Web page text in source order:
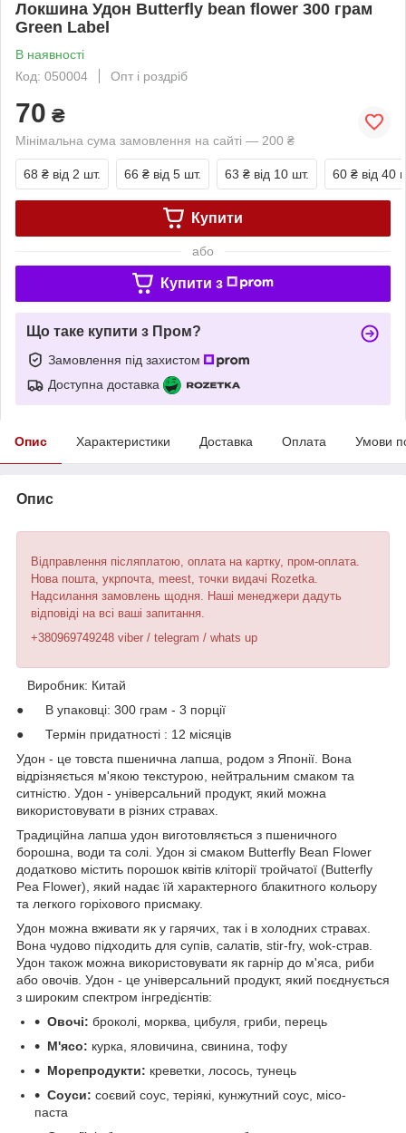
Локшина Удон Butterfly bean flower 300 грам
Green Label
В наявності
Код: 050004
Опт і роздріб
70 ₴
Мінімальна сума замовлення на сайті — 200 ₴
68 ₴ від 2 шт. 66 ₴ від 5 шт. 63 ₴ від 10 шт. 60 ₴ від 40
Купити
або
Купити з
Що таке купити з Пром?
Замовлення під захистом
Доступна доставка
Опис Характеристики Доставка Оплата Умови
Опис
Відправлення післяплатою, оплата на картку, пром-оплата.
Нова пошта, укрпочта, meest, точки видачі Rozetka.
Надсилання замовлень щодня. Наші менеджери дадуть
відповіді на всі ваші запитання.
+380969749248 viber / telegram / whats up
Виробник: Китай
● В упаковці: 300 грам - 3 порції
● Термін придатності : 12 місяців
Удон - це товста пшенична лапша, родом з Японії. Вона
відрізняється м'якою текстурою, нейтральним смаком та
ситністю. Удон - універсальний продукт, який можна
використовувати в різних стравах.
Традиційна лапша удон виготовляється з пшеничного
борошна, води та солі. Удон зі смаком Butterfly Bean Flower
додатково містить порошок квітів кліторії тройчатої (Butterfly
Pea Flower), який надає їй характерного блакитного кольору
та легкого горіхового присмаку.
Удон можна вживати як у гарячих, так і в холодних стравах.
Вона чудово підходить для супів, салатів, stir-fry, wok-страв.
Удон також можна використовувати як гарнір до м'яса, риби
або овочів. Удон - це універсальний продукт, який поєднується
з широким спектром інгредієнтів:
Овочі: броколі, морква, цибуля, гриби, перець
М'ясо: курка, яловичина, свинина, тофу
Морепродукти: креветки, лосось, тунець
Соуси: соєвий соус, теріякі, кунжутний соус, місо-
паста